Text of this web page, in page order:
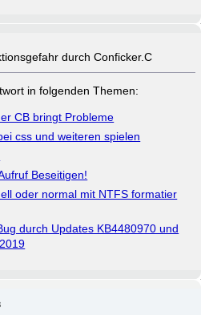
durch Conficker.C
in folgenden Themen:
CB bringt Probleme
css und weiteren spielen
Beseitigen!
oder normal mit NTFS formatier
durch Updates KB4480970 und